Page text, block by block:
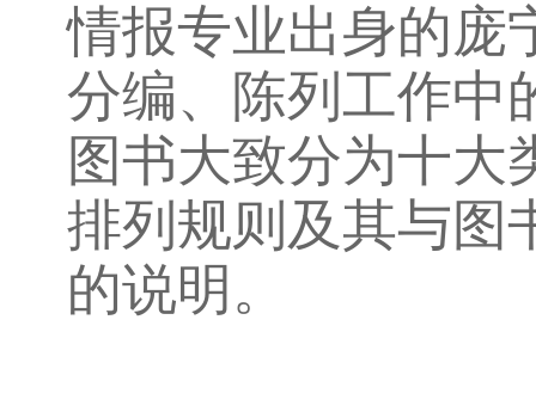
情报专业出身的庞
分编、陈列工作中
图书大致分为十大
排列规则及其与图
的说明。